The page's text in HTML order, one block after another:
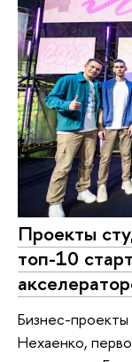
Проекты
топ-10
Бизнес-
Нехаенко,